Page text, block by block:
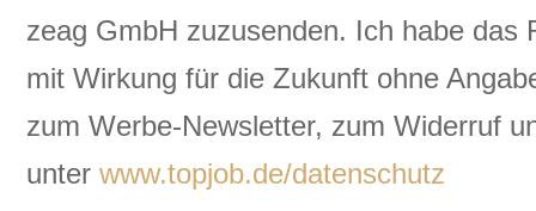
zeag GmbH zuzusenden. Ich habe das
mit Wirkung für die Zukunft ohne
zum Werbe-Newsletter, zum Widerruf
unter www.topjob.de/datenschutz